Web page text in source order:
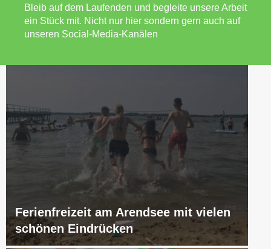
Bleib auf dem Laufenden und begleite unsere Arbeit
ein Stück mit. Nicht nur hier sondern gern auch auf
unseren Social-Media-Kanälen
Ferienfreizeit am Arendsee mit vielen
schönen Eindrücken